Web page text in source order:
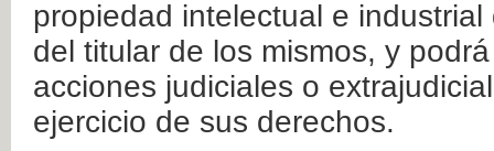
propiedad intelectual e
del titular de los mismos, y
acciones judiciales o
ejercicio de sus derechos.